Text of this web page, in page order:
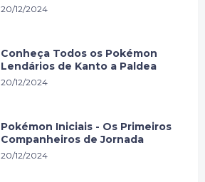
20/12/2024
Conheça Todos os Pokémon
Lendários de Kanto a Paldea
20/12/2024
Pokémon Iniciais - Os Primeiros
Companheiros de Jornada
20/12/2024